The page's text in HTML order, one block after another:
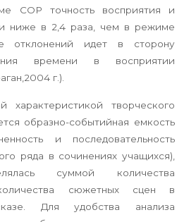
СОР точность восприятия и
ниже в 2,4 раза, чем в режиме
идет в сторону
времени в восприятии
г.).
характеристикой творческого
образно-событийная емкость
и последовательность
ряда в сочинениях учащихся),
суммой количества
сюжетных сцен в
Для удобства анализа